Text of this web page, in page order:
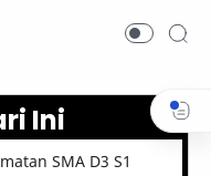
Ini
SMA D3 S1